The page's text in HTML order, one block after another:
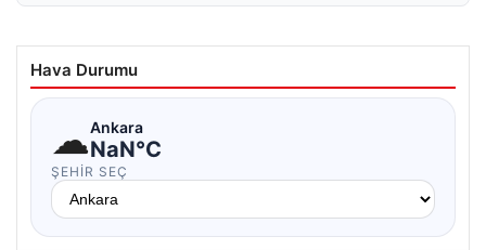
Hava Durumu
☁Ankara
NaN°C
ŞEHIR SEÇ